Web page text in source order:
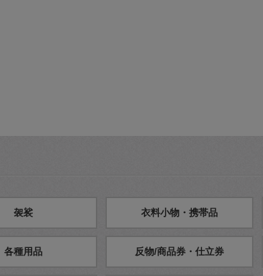
袈裟 衣料小物・携帯品
各種用品 反物/商品券・仕立券